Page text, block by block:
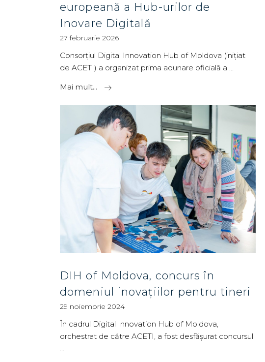
europeană a Hub-urilor de
Inovare Digitală
27 februarie 2026
Consorțiul Digital Innovation Hub of Moldova (inițiat
de ACETI) a organizat prima adunare oficială a
Mai mult...
DIH of Moldova, concurs în
domeniul inovațiilor pentru tineri
29 noiembrie 2024
În cadrul Digital Innovation Hub of Moldova,
orchestrat de către ACETI, a fost desfășurat concursul